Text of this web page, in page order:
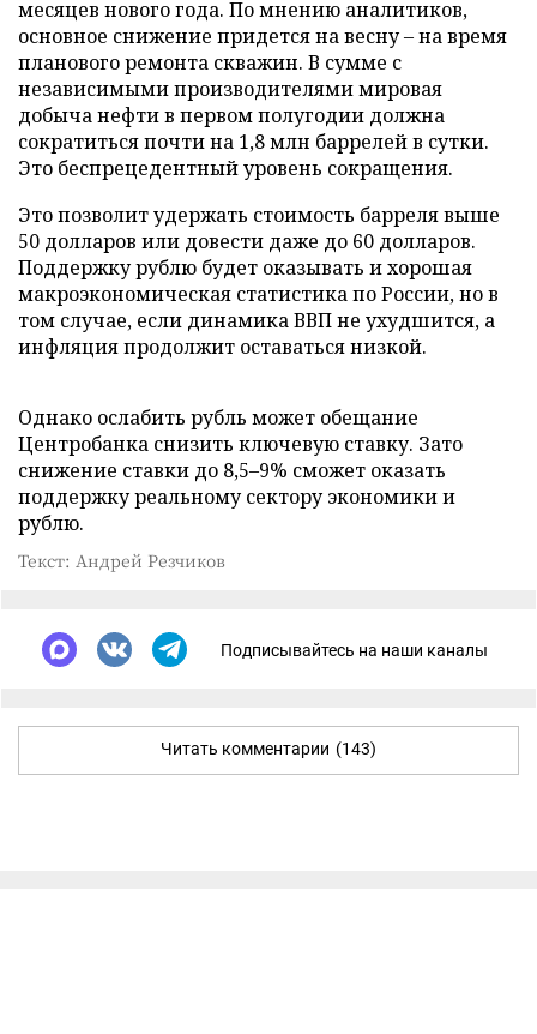
месяцев нового года. По мнению аналитиков,
основное снижение придется на весну – на время
планового ремонта скважин. В сумме с
независимыми производителями мировая
добыча нефти в первом полугодии должна
сократиться почти на 1,8 млн баррелей в сутки.
Это беспрецедентный уровень сокращения.
Это позволит удержать стоимость барреля выше
50 долларов или довести даже до 60 долларов.
Поддержку рублю будет оказывать и хорошая
макроэкономическая статистика по России, но в
том случае, если динамика ВВП не ухудшится, а
инфляция продолжит оставаться низкой.
Однако ослабить рубль может обещание
Центробанка снизить ключевую ставку. Зато
снижение ставки до 8,5–9% сможет оказать
поддержку реальному сектору экономики и
рублю.
Текст: Андрей Резчиков
Подписывайтесь на наши каналы
Читать комментарии (143)